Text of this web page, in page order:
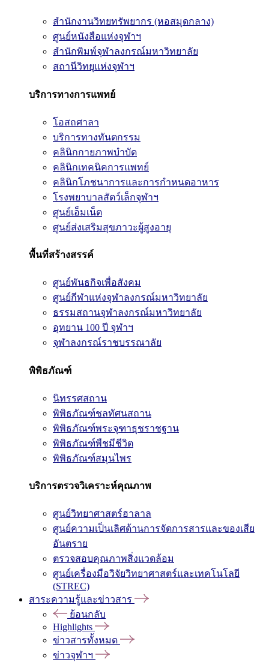
สำนักงานวิทยทรัพยากร (หอสมุดกลาง)
ศูนย์หนังสือแห่งจุฬาฯ
สำนักพิมพ์จุฬาลงกรณ์มหาวิทยาลัย
สถานีวิทยุแห่งจุฬาฯ
บริการทางการแพทย์
โอสถศาลา
บริการทางทันตกรรม
คลินิกกายภาพบำบัด
คลินิกเทคนิคการแพทย์
คลินิกโภชนาการและการกำหนดอาหาร
โรงพยาบาลสัตว์เล็กจุฬาฯ
ศูนย์เอ็มเน็ต
ศูนย์ส่งเสริมสุขภาวะผู้สูงอายุ
พื้นที่สร้างสรรค์
ศูนย์พันธกิจเพื่อสังคม
ศูนย์กีฬาแห่งจุฬาลงกรณ์มหาวิทยาลัย
ธรรมสถานจุฬาลงกรณ์มหาวิทยาลัย
อุทยาน 100 ปี จุฬาฯ
จุฬาลงกรณ์ราชบรรณาลัย
พิพิธภัณฑ์
นิทรรศสถาน
พิพิธภัณฑ์ชลทัศนสถาน
พิพิธภัณฑ์พระจุฑาธุชราชฐาน
พิพิธภัณฑ์พืชมีชีวิต
พิพิธภัณฑ์สมุนไพร
บริการตรวจวิเคราะห์คุณภาพ
ศูนย์วิทยาศาสตร์ฮาลาล
ศูนย์ความเป็นเลิศด้านการจัดการสารและของเสีย
อันตราย
ตรวจสอบคุณภาพสิ่งแวดล้อม
ศูนย์เครื่องมือวิจัยวิทยาศาสตร์และเทคโนโลยี
(STREC)
สาระความรู้และข่าวสาร
ย้อนกลับ
Highlights
ข่าวสารทั้งหมด
ข่าวจุฬาฯ